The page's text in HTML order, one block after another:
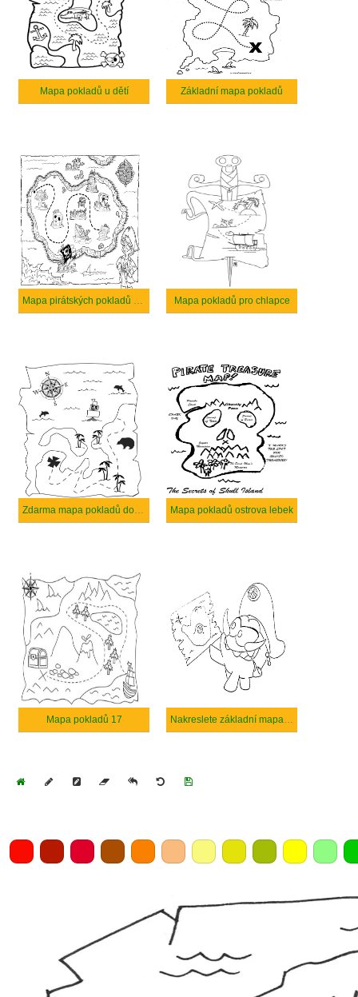
Mapa pokladů u dětí Základní mapa pokladů
Mapa pirátských pokladů bezplatný Mapa pokladů pro chlapce
Zdarma mapa pokladů do barvy Mapa pokladů ostrova lebek
Mapa pokladů 17 Nakreslete základní mapa pokladů